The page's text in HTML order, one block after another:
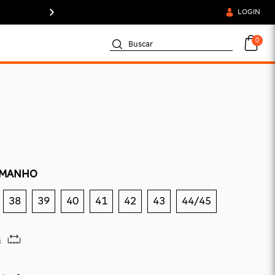
FRETE GRÁTIS A
LOGIN
38 39 40 41 42 43 44/45